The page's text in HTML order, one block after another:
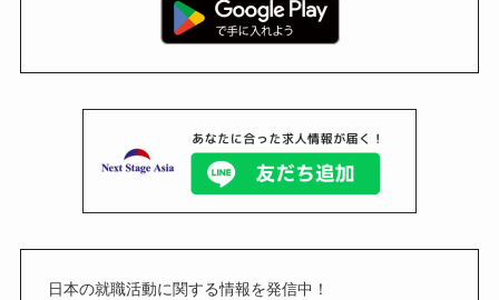
日本の就職活動に関する情報を発信中！